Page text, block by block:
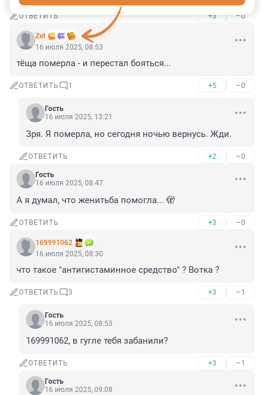
ОТВЕТИТЬ +3 –0
Zet
16 июля 2025, 08:53
тёща померла - и перестал бояться...
ОТВЕТИТЬ 1 +5 –0
Гость
16 июля 2025, 13:21
Зря. Я померла, но сегодня ночью вернусь. Жди.
ОТВЕТИТЬ +2 –0
Гость
16 июля 2025, 08:47
А я думал, что женитьба помогла... 🫣
ОТВЕТИТЬ +3 –0
169991062
16 июля 2025, 08:30
что такое "антигистаминное средство" ? Вотка ?
ОТВЕТИТЬ 3 +3 –1
Гость
16 июля 2025, 08:53
169991062, в гугле тебя забанили?
ОТВЕТИТЬ +3 –1
Гость
16 июля 2025, 09:08